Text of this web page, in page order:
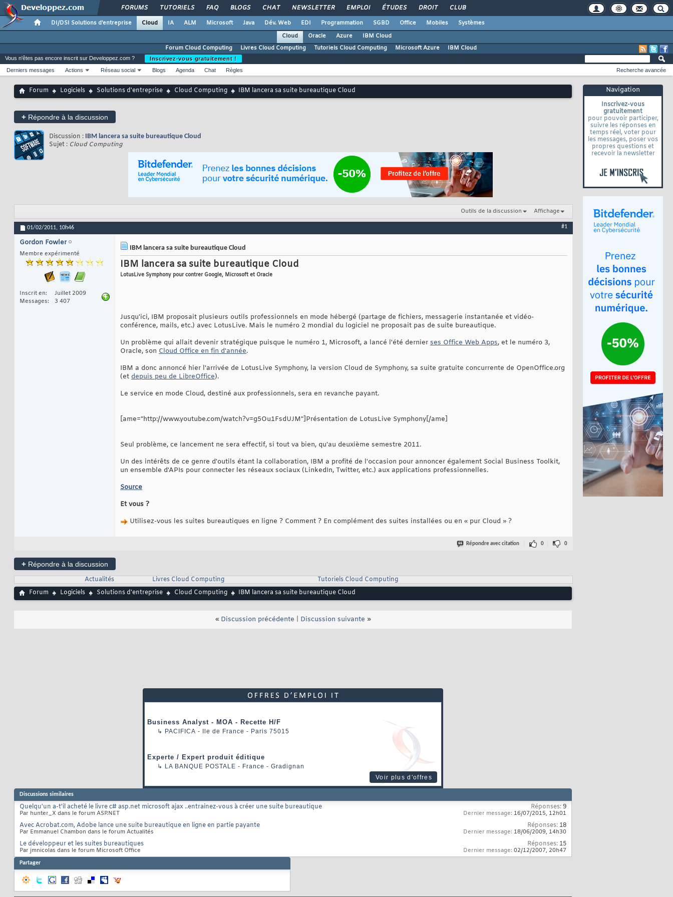
FORUMS TUTORIELS FAQ BLOGS CHAT NEWSLETTER EMPLOI ÉTUDES DROIT CLUB
DI/DSI Solutions d'entreprise Cloud IA ALM Microsoft Java Dév. Web EDI Programmation SGBD Office Mobiles
Systèmes
Cloud
Oracle Azure
IBM Cloud
Forum Cloud Computing
Livres Cloud Computing Tutoriels Cloud Computing Microsoft Azure IBM Cloud
Navigation
Inscrivez-vous
gratuitement
pour pouvoir participer,
suivre les réponses en
temps réel, voter pour
les messages, poser vos
propres questions et
recevoir la newsletter
Vous n'êtes pas encore inscrit sur Developpez.com ?
Inscrivez-vous gratuitement !
Derniers messages
Actions Réseau social Blogs Agenda Chat Règles Recherche avancée
Forum Logiciels Solutions d'entreprise Cloud Computing IBM lancera sa suite bureautique Cloud
+ Répondre à la discussion
Discussion : IBM lancera sa suite bureautique Cloud
Sujet : Cloud Computing
Outils de la discussion Affichage
01/02/2011, 10h46 #1
Gordon Fowler
Membre expérimenté
Inscrit en
Juillet 2009
Messages
3 407
IBM lancera sa suite bureautique Cloud
IBM lancera sa suite bureautique Cloud
LotusLive Symphony pour contrer Google, Microsoft et Oracle
Jusqu'ici, IBM proposait plusieurs outils professionnels en mode hébergé (partage de fichiers, messagerie instantanée et vidéo-
conférence, mails, etc.) avec LotusLive. Mais le numéro 2 mondial du logiciel ne proposait pas de suite bureautique.
Un problème qui allait devenir stratégique puisque le numéro 1, Microsoft, a lancé l'été dernier ses Office Web Apps, et le numéro 3,
Oracle, son Cloud Office en fin d'année.
IBM a donc annoncé hier l'arrivée de LotusLive Symphony, la version Cloud de Symphony, sa suite gratuite concurrente de OpenOffice.org
(et depuis peu de LibreOffice).
Le service en mode Cloud, destiné aux professionnels, sera en revanche payant.
[ame="http://www.youtube.com/watch?v=g5Ou1FsdUJM"]Présentation de LotusLive Symphony[/ame]
Seul problème, ce lancement ne sera effectif, si tout va bien, qu'au deuxième semestre 2011.
Un des intérêts de ce genre d'outils étant la collaboration, IBM a profité de l'occasion pour annoncer également Social Business Toolkit,
un ensemble d'APIs pour connecter les réseaux sociaux (LinkedIn, Twitter, etc.) aux applications professionnelles.
Source
Et vous ?
Utilisez-vous les suites bureautiques en ligne ? Comment ? En complément des suites installées ou en « pur Cloud » ?
Répondre avec citation 0 0
+ Répondre à la discussion
Actualités
Livres Cloud Computing
Tutoriels Cloud Computing
Forum
Logiciels Solutions d'entreprise Cloud Computing IBM lancera sa suite bureautique Cloud
« Discussion précédente Discussion suivante »
Business Analyst - MOA - Recette H/F
↳ PACIFICA - Ile de France - Paris 75015
Experte / Expert produit éditique
↳ LA BANQUE POSTALE - France - Gradignan
Voir plus d'offres
Discussions similaires
Quelqu'un a-t'il acheté le livre c# asp.net microsoft ajax ..entrainez-vous à créer une suite bureautique
Par hunter_X dans le forum ASP.NET
Réponses:9
Dernier message: 16/07/2015, 12h01
Avec Acrobat.com, Adobe lance une suite bureautique en ligne en partie payante
Par Emmanuel Chambon dans le forum Actualités
Réponses: 18
Dernier message: 18/06/2009, 14h30
Le développeur et les suites bureautiques
Par jmnicolas dans le forum Microsoft Office
Réponses: 15
Dernier message: 02/12/2007, 20h47
Partager